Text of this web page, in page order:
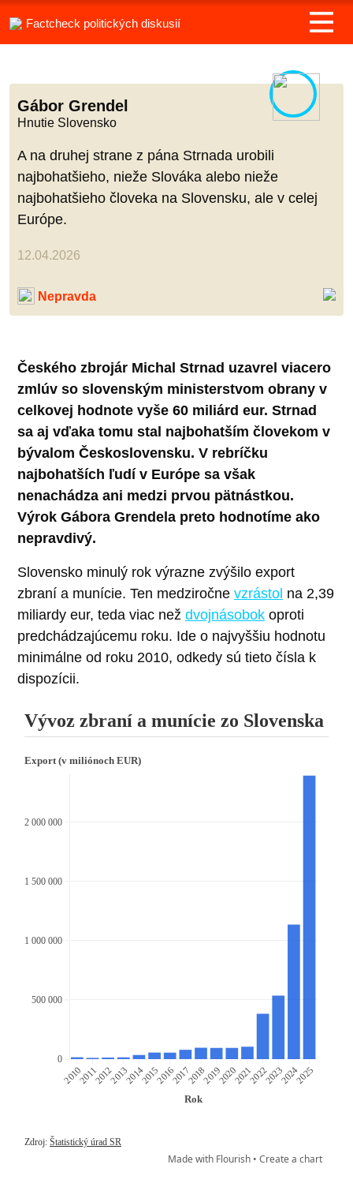
Factcheck politických diskusií
Gábor Grendel
Hnutie Slovensko
A na druhej strane z pána Strnada urobili
najbohatšieho, nieže Slováka alebo nieže
najbohatšieho človeka na Slovensku, ale v celej
Európe.
12.04.2026
Nepravda
Českého zbrojár Michal Strnad uzavrel viacero
zmlúv so slovenským ministerstvom obrany v
celkovej hodnote vyše 60 miliárd eur. Strnad
sa aj vďaka tomu stal najbohatším človekom v
bývalom Československu. V rebríčku
najbohatších ľudí v Európe sa však
nenachádza ani medzi prvou pätnástkou.
Výrok Gábora Grendela preto hodnotíme ako
nepravdivý.
Slovensko minulý rok výrazne zvýšilo export
zbraní a munície. Ten medziročne vzrástol na 2,39
miliardy eur, teda viac než dvojnásobok oproti
predchádzajúcemu roku. Ide o najvyššiu hodnotu
minimálne od roku 2010, odkedy sú tieto čísla k
dispozícii.